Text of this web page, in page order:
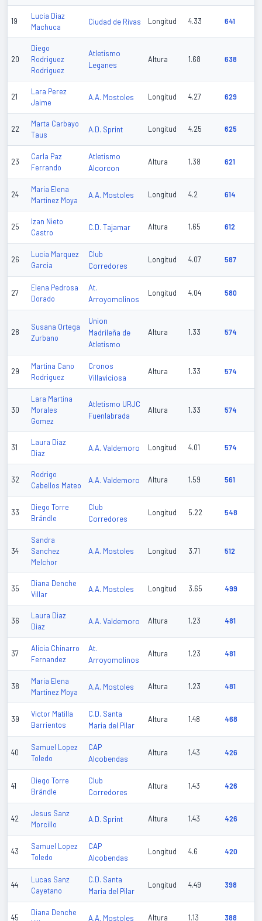
19
Lucia Diaz
Machuca
Ciudad de Rivas Longitud 4.33 641
20
Diego
Rodriguez
Rodriguez
Atletismo
Leganes
Altura 1.68 638
21
Lara Perez
Jaime
A.A. Mostoles Longitud 4.27 629
22
Marta Carbayo
Taus
A.D. Sprint Longitud 4.25 625
23
Carla Paz
Ferrando
Atletismo
Alcorcon
Altura 1.38 621
24
Maria Elena
Martinez Moya
A.A. Mostoles Longitud 4.2 614
25
Izan Nieto
Castro
C.D. Tajamar Altura 1.65 612
26
Lucia Marquez
Garcia
Club
Corredores
Longitud 4.07 587
27
Elena Pedrosa
Dorado
At.
Arroyomolinos
Longitud 4.04 580
28
Susana Ortega
Zurbano
Union
Madrileña de
Atletismo
Altura 1.33 574
29
Martina Cano
Rodriguez
Cronos
Villaviciosa
Altura 1.33 574
30
Lara Martina
Morales
Gomez
Atletismo URJC
Fuenlabrada
Altura 1.33 574
31
Laura Diaz
Diaz
A.A. Valdemoro Longitud 4.01 574
32
Rodrigo
Cabellos Mateo
A.A. Valdemoro Altura 1.59 561
33
Diego Torre
Brändle
Club
Corredores
Longitud 5.22 548
34
Sandra
Sanchez
Melchor
A.A. Mostoles Longitud 3.71 512
35
Diana Denche
Villar
A.A. Mostoles Longitud 3.65 499
36
Laura Diaz
Diaz
A.A. Valdemoro Altura 1.23 481
37
Alicia Chinarro
Fernandez
At.
Arroyomolinos
Altura 1.23 481
38
Maria Elena
Martinez Moya
A.A. Mostoles Altura 1.23 481
39
Victor Matilla
Barrientos
C.D. Santa
Maria del Pilar
Altura 1.48 468
40
Samuel Lopez
Toledo
CAP
Alcobendas
Altura 1.43 426
41
Diego Torre
Brändle
Club
Corredores
Altura 1.43 426
42
Jesus Sanz
Morcillo
A.D. Sprint Altura 1.43 426
43
Samuel Lopez
Toledo
CAP
Alcobendas
Longitud 4.6 420
44
Lucas Sanz
Cayetano
C.D. Santa
Maria del Pilar
Longitud 4.49 398
45
Diana Denche
A.A. Mostoles Altura 1.13 388